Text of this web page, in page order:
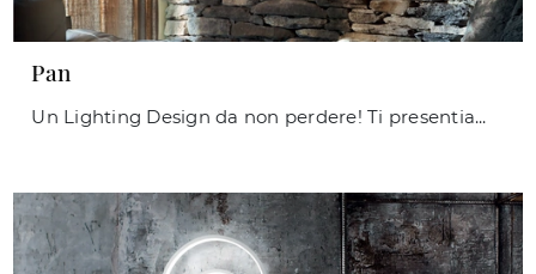
Pan
Un Lighting Design da non perdere! Ti presentiamo la lampada da parete Pan di Ideal Lux.